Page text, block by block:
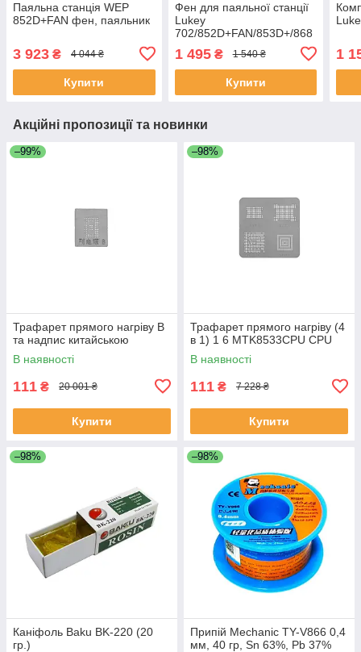
Паяльна станція WEP
852D+FAN фен, паяльник
3 923 ₴ 4 044 ₴
Купити
Фен для паяльної станції
Lukey
702/852D+FAN/853D+/868
1 495₴ 1 540 ₴
Купити
1
Акційні пропозиції та новинки
–99%
Трафарет прямого нагріву B
та надпис китайською
В наявності
111 ₴ 20 001 ₴
Купити
–98%
Трафарет прямого нагріву (4
в 1) 1 6 MTK8533CPU CPU
В наявності
111 ₴ 7 228 ₴
Купити
–98%
Каніфоль Baku BK-220 (20
гр.)
–98%
Припій Mechanic TY-V866 0,4
мм, 40 гр, Sn 63%, Pb 37%